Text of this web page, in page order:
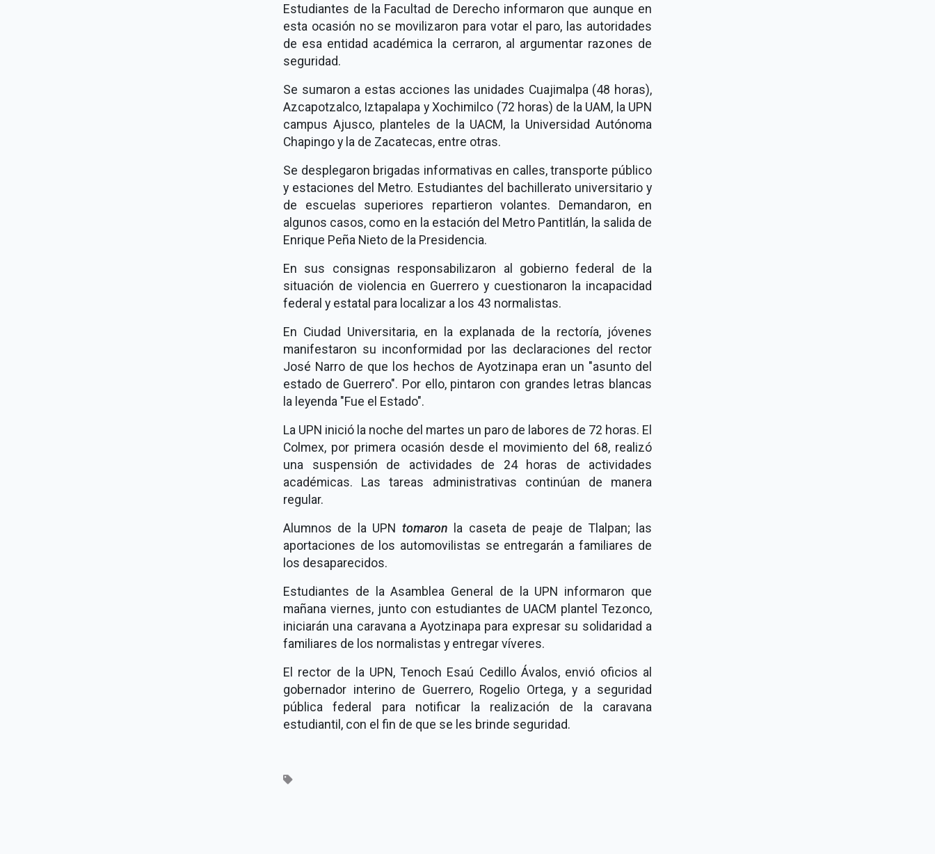
Estudiantes de la Facultad de Derecho informaron que aunque en
esta ocasión no se movilizaron para votar el paro, las autoridades
de esa entidad académica la cerraron, al argumentar razones de
seguridad.
Se sumaron a estas acciones las unidades Cuajimalpa (48 horas),
Azcapotzalco, Iztapalapa y Xochimilco (72 horas) de la UAM, la UPN
campus Ajusco, planteles de la UACM, la Universidad Autónoma
Chapingo y la de Zacatecas, entre otras.
Se desplegaron brigadas informativas en calles, transporte público
y estaciones del Metro. Estudiantes del bachillerato universitario y
de escuelas superiores repartieron volantes. Demandaron, en
algunos casos, como en la estación del Metro Pantitlán, la salida de
Enrique Peña Nieto de la Presidencia.
En sus consignas responsabilizaron al gobierno federal de la
situación de violencia en Guerrero y cuestionaron la incapacidad
federal y estatal para localizar a los 43 normalistas.
En Ciudad Universitaria, en la explanada de la rectoría, jóvenes
manifestaron su inconformidad por las declaraciones del rector
José Narro de que los hechos de Ayotzinapa eran un "asunto del
estado de Guerrero". Por ello, pintaron con grandes letras blancas
la leyenda "Fue el Estado".
La UPN inició la noche del martes un paro de labores de 72 horas. El
Colmex, por primera ocasión desde el movimiento del 68, realizó
una suspensión de actividades de 24 horas de actividades
académicas. Las tareas administrativas continúan de manera
regular.
Alumnos de la UPN tomaron la caseta de peaje de Tlalpan; las
aportaciones de los automovilistas se entregarán a familiares de
los desaparecidos.
Estudiantes de la Asamblea General de la UPN informaron que
mañana viernes, junto con estudiantes de UACM plantel Tezonco,
iniciarán una caravana a Ayotzinapa para expresar su solidaridad a
familiares de los normalistas y entregar víveres.
El rector de la UPN, Tenoch Esaú Cedillo Ávalos, envió oficios al
gobernador interino de Guerrero, Rogelio Ortega, y a seguridad
pública federal para notificar la realización de la caravana
estudiantil, con el fin de que se les brinde seguridad.